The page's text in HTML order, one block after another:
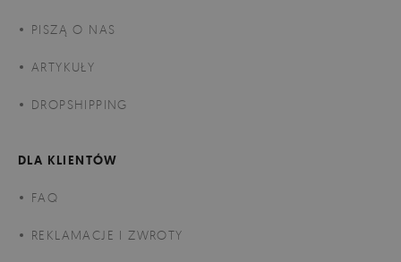
PISZĄ O NAS
ARTYKUŁY
DROPSHIPPING
DLA KLIENTÓW
FAQ
REKLAMACJE I ZWROTY